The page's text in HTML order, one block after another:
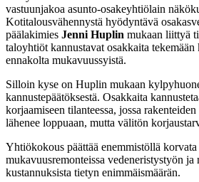
vastuunjakoa asunto-osakeyhtiölain
Kotitalousvähennystä hyödyntävä
päälakimies Jenni Huplin mukaan liittyä
taloyhtiöt kannustavat osakkaita
ennakolta mukavuussyistä.
Silloin kyse on Huplin mukaan
kannustepäätöksestä. Osakkaita
korjaamiseen tilanteessa, jossa
lähenee loppuaan, mutta välitön
Yhtiökokous päättää enemmistöllä korvata
mukavuusremonteissa vedeneristystyön ja
kustannuksista tietyn enimmäismäärän.